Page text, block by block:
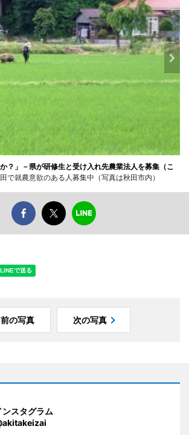
？」－県が研修生と受け入れ先農業法人を募集（こ
で就農意欲のある人募集中（写真は秋田市内）
前の写真 次の写真
ンスタグラム